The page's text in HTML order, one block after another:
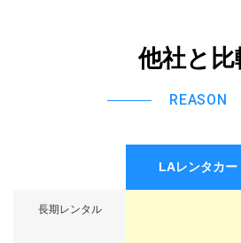
他社と比
REASON
LAレンタカー
長期レンタル